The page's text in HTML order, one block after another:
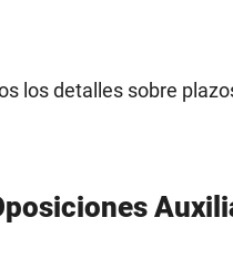
los detalles sobre